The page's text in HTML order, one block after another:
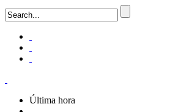
Última hora